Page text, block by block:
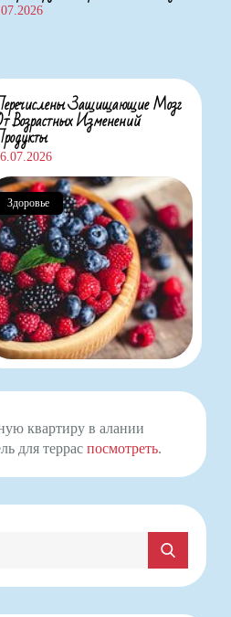
Защищающие Мозг
Возрастных Изменений
Здоровье
квартиру в алании
для терраспосмотреть.